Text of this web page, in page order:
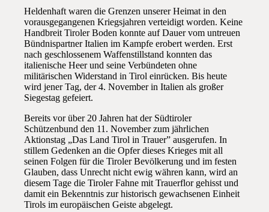
Heldenhaft waren die Grenzen unserer Heimat in den
vorausgegangenen Kriegsjahren verteidigt worden. Keine
Handbreit Tiroler Boden konnte auf Dauer vom untreuen
Bündnispartner Italien im Kampfe erobert werden. Erst
nach geschlossenem Waffenstillstand konnten das
italienische Heer und seine Verbündeten ohne
militärischen Widerstand in Tirol einrücken. Bis heute
wird jener Tag, der 4. November in Italien als großer
Siegestag gefeiert.
Bereits vor über 20 Jahren hat der Südtiroler
Schützenbund den 11. November zum jährlichen
Aktionstag „Das Land Tirol in Trauer” ausgerufen. In
stillem Gedenken an die Opfer dieses Krieges mit all
seinen Folgen für die Tiroler Bevölkerung und im festen
Glauben, dass Unrecht nicht ewig währen kann, wird an
diesem Tage die Tiroler Fahne mit Trauerflor gehisst und
damit ein Bekenntnis zur historisch gewachsenen Einheit
Tirols im europäischen Geiste abgelegt.